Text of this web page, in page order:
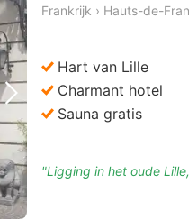
Volgende foto
Frankrijk › Hauts-de-
Hart van Lille
Charmant hotel
Sauna gratis
"Ligging in het oude